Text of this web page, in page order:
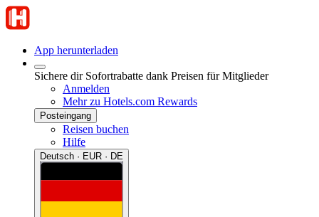
App herunterladen
Sichere dir Sofortrabatte dank Preisen für Mitglieder
Anmelden
Mehr zu Hotels.com Rewards
Posteingang
Reisen buchen
Hilfe
Deutsch · EUR · DE